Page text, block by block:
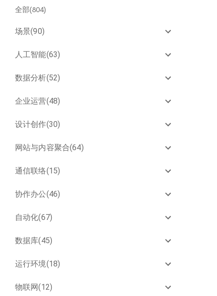
全部(804)
场景(90)
人工智能(63)
数据分析(52)
企业运营(48)
设计创作(30)
网站与内容聚合(64)
通信联络(15)
协作办公(46)
自动化(67)
数据库(45)
运行环境(18)
物联网(12)